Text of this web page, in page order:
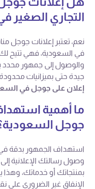
التجاري الصغير
نعم، تعتبر إعلانات جوجل
في السعودية، فهي تتيح لك
والوصول إلى جمهور محدد
جيدة حتى بميزانيات
إعلان على جوجل في
ما أهمية
جوجل
استهداف الجمهور بدقة
وصول رسالتك الإعلانية
بمنتجاتك أو خدماتك، وهذا
الإنفاق غير الضروري على